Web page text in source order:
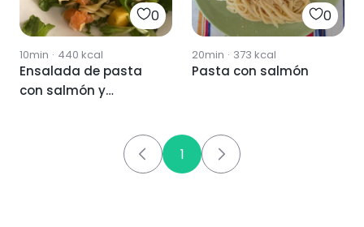
0
10min · 440 kcal
Ensalada de pasta
con salmón y
0
20min · 373 kcal
Pasta con salmón
1